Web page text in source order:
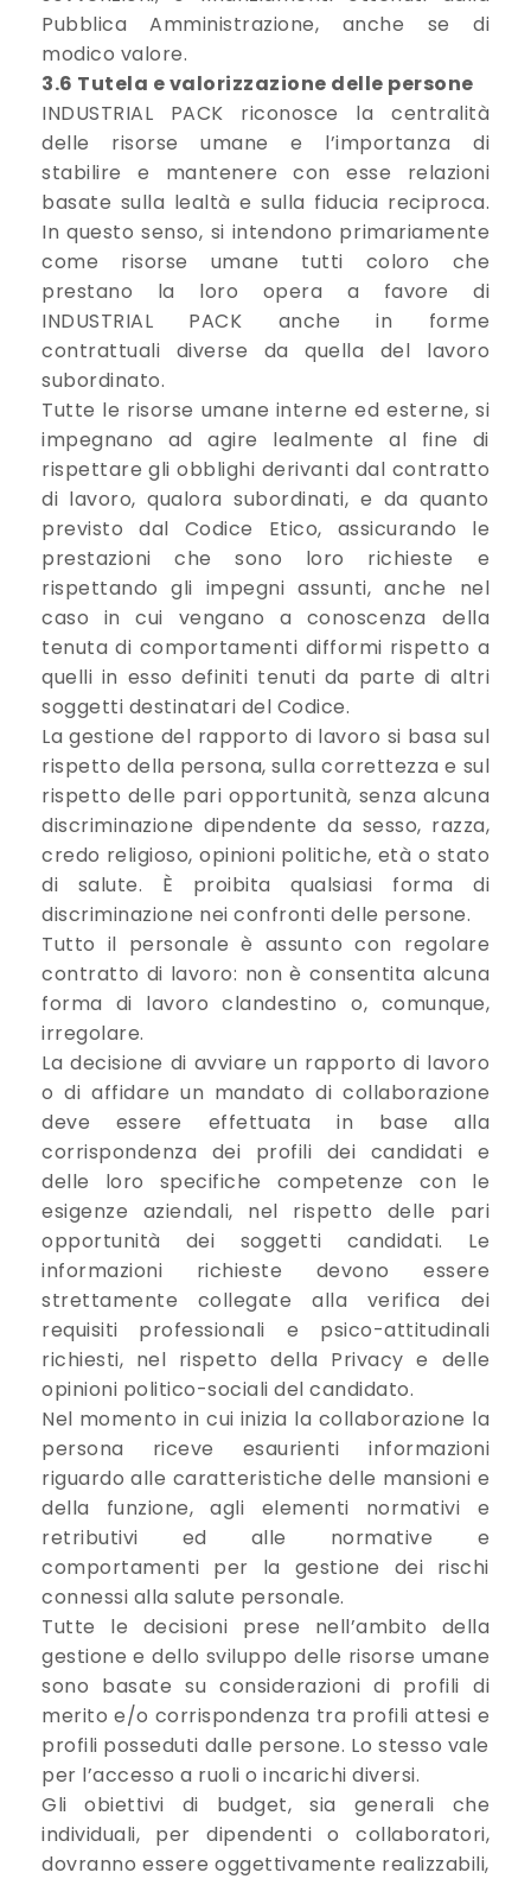
Pubblica Amministrazione, anche se di
modico valore.
3.6 Tutela e valorizzazione delle persone
INDUSTRIAL PACK riconosce la centralità
delle risorse umane e l’importanza di
stabilire e mantenere con esse relazioni
basate sulla lealtà e sulla fiducia reciproca.
In questo senso, si intendono primariamente
come risorse umane tutti coloro che
prestano la loro opera a favore di
INDUSTRIAL PACK anche in forme
contrattuali diverse da quella del lavoro
subordinato.
Tutte le risorse umane interne ed esterne, si
impegnano ad agire lealmente al fine di
rispettare gli obblighi derivanti dal contratto
di lavoro, qualora subordinati, e da quanto
previsto dal Codice Etico, assicurando le
prestazioni che sono loro richieste e
rispettando gli impegni assunti, anche nel
caso in cui vengano a conoscenza della
tenuta di comportamenti difformi rispetto a
quelli in esso definiti tenuti da parte di altri
soggetti destinatari del Codice.
La gestione del rapporto di lavoro si basa sul
rispetto della persona, sulla correttezza e sul
rispetto delle pari opportunità, senza alcuna
discriminazione dipendente da sesso, razza,
credo religioso, opinioni politiche, età o stato
di salute. È proibita qualsiasi forma di
discriminazione nei confronti delle persone.
Tutto il personale è assunto con regolare
contratto di lavoro: non è consentita alcuna
forma di lavoro clandestino o, comunque,
irregolare.
La decisione di avviare un rapporto di lavoro
o di affidare un mandato di collaborazione
deve essere effettuata in base alla
corrispondenza dei profili dei candidati e
delle loro specifiche competenze con le
esigenze aziendali, nel rispetto delle pari
opportunità dei soggetti candidati. Le
informazioni richieste devono essere
strettamente collegate alla verifica dei
requisiti professionali e psico-attitudinali
richiesti, nel rispetto della Privacy e delle
opinioni politico-sociali del candidato.
Nel momento in cui inizia la collaborazione la
persona riceve esaurienti informazioni
riguardo alle caratteristiche delle mansioni e
della funzione, agli elementi normativi e
retributivi ed alle normative e
comportamenti per la gestione dei rischi
connessi alla salute personale.
Tutte le decisioni prese nell’ambito della
gestione e dello sviluppo delle risorse umane
sono basate su considerazioni di profili di
merito e/o corrispondenza tra profili attesi e
profili posseduti dalle persone. Lo stesso vale
per l’accesso a ruoli o incarichi diversi.
Gli obiettivi di budget, sia generali che
individuali, per dipendenti o collaboratori,
dovranno essere oggettivamente realizzabili,